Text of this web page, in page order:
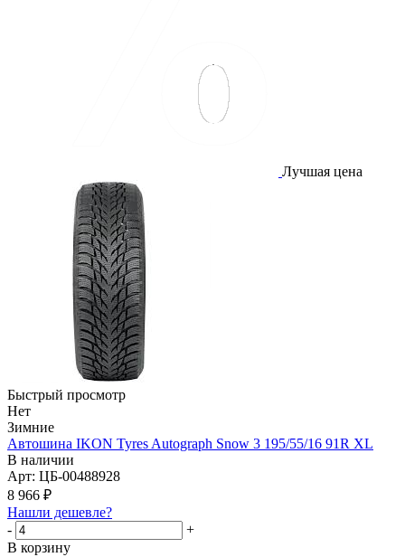
Лучшая цена
Быстрый просмотр
Нет
Зимние
Автошина IKON Tyres Autograph Snow 3 195/55/16 91R XL
В наличии
Арт: ЦБ-00488928
8 966 ₽
Нашли дешевле?
-
+
В корзину